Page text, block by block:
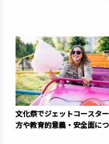
文化祭でジェットコースタ
方や教育的意義・安全面に